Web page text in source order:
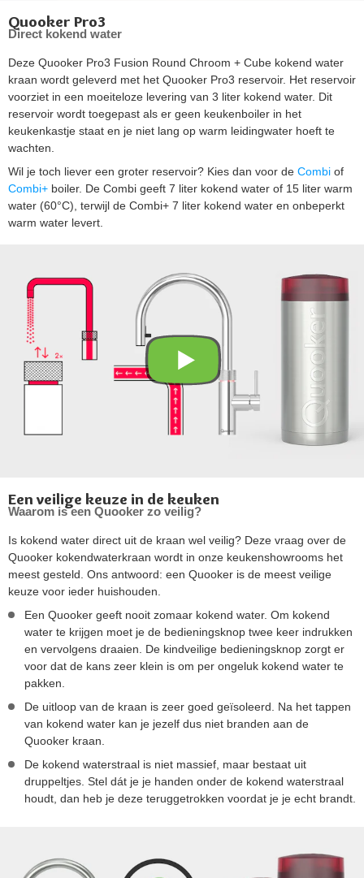
Quooker Pro3
Direct kokend water
Deze Quooker Pro3 Fusion Round Chroom + Cube kokend water
kraan wordt geleverd met het Quooker Pro3 reservoir. Het reservoir
voorziet in een moeiteloze levering van 3 liter kokend water. Dit
reservoir wordt toegepast als er geen keukenboiler in het
keukenkastje staat en je niet lang op warm leidingwater hoeft te
wachten.
Wil je toch liever een groter reservoir? Kies dan voor de Combi of
Combi+ boiler. De Combi geeft 7 liter kokend water of 15 liter warm
water (60°C), terwijl de Combi+ 7 liter kokend water en onbeperkt
warm water levert.
Een veilige keuze in de keuken
Waarom is een Quooker zo veilig?
Is kokend water direct uit de kraan wel veilig? Deze vraag over de
Quooker kokendwaterkraan wordt in onze keukenshowrooms het
meest gesteld. Ons antwoord: een Quooker is de meest veilige
keuze voor ieder huishouden.
Een Quooker geeft nooit zomaar kokend water. Om kokend
water te krijgen moet je de bedieningsknop twee keer indrukken
en vervolgens draaien. De kindveilige bedieningsknop zorgt er
voor dat de kans zeer klein is om per ongeluk kokend water te
pakken.
De uitloop van de kraan is zeer goed geïsoleerd. Na het tappen
van kokend water kan je jezelf dus niet branden aan de
Quooker kraan.
De kokend waterstraal is niet massief, maar bestaat uit
druppeltjes. Stel dát je je handen onder de kokend waterstraal
houdt, dan heb je deze teruggetrokken voordat je je echt brandt.